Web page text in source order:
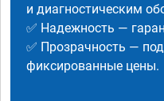
и диагностическим
✅ Надежность —
✅ Прозрачность —
фиксированные цены.